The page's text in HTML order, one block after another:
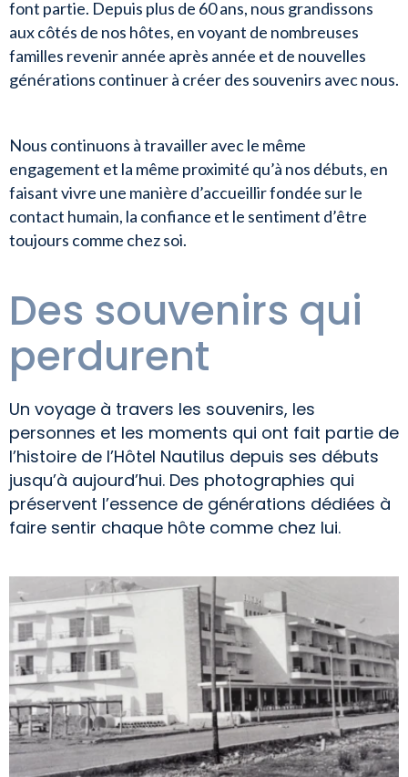
font partie. Depuis plus de 60 ans, nous grandissons
aux côtés de nos hôtes, en voyant de nombreuses
familles revenir année après année et de nouvelles
générations continuer à créer des souvenirs avec nous.
Nous continuons à travailler avec le même
engagement et la même proximité qu’à nos débuts, en
faisant vivre une manière d’accueillir fondée sur le
contact humain, la confiance et le sentiment d’être
toujours comme chez soi.
Des souvenirs qui
perdurent
Un voyage à travers les souvenirs, les
personnes et les moments qui ont fait partie de
l’histoire de l’Hôtel Nautilus depuis ses débuts
jusqu’à aujourd’hui. Des photographies qui
préservent l’essence de générations dédiées à
faire sentir chaque hôte comme chez lui.